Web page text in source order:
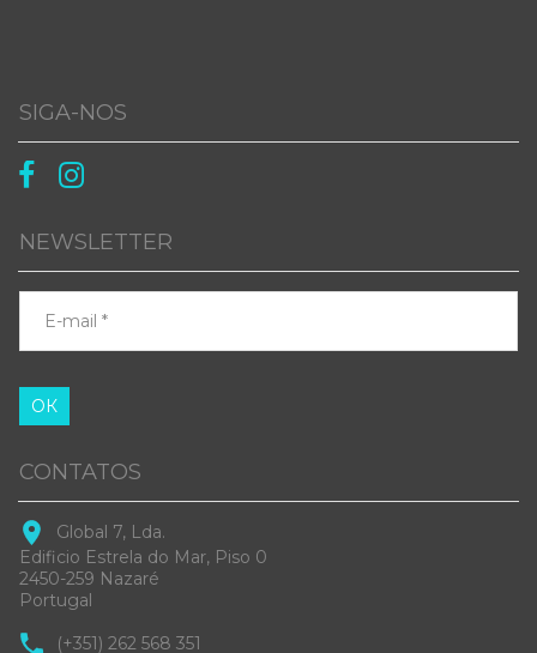
SIGA-NOS
 
NEWSLETTER
ОК
CONTATOS
Global 7, Lda.
Edificio Estrela do Mar, Piso 0
2450-259 Nazaré
Portugal
(+351) 262 568 351